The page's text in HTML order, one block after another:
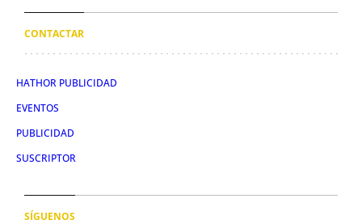
CONTACTAR
HATHOR PUBLICIDAD
EVENTOS
PUBLICIDAD
SUSCRIPTOR
SÍGUENOS